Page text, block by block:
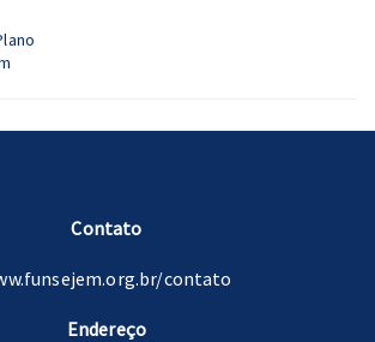
Contato
contato
Endereço